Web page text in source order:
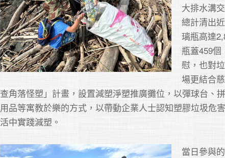
大排水溝
總計清出
璃瓶高達
瓶蓋459
慰，也對
場更結合
查角落怪塑」計畫，設置減塑淨塑推廣攤位，以彈球台、
用品等寓教於樂的方式，以帶動企業人士認知塑膠垃圾危
活中實踐減塑。
當日參與